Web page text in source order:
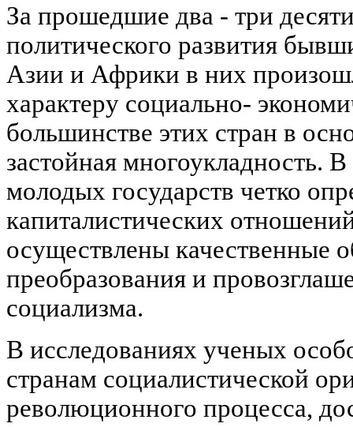
За прошедшие два - три
политического развития
Азии и Африки в них
характеру социально-
большинстве этих стран в
застойная многоукладность.
молодых государств четко
капиталистических
осуществлены качественные
преобразования и
социализма.
В исследованиях ученых
странам социалистической
революционного процесса,